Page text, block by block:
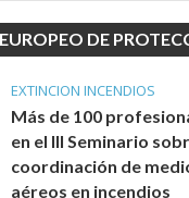
DE
EXTINCION INCENDIOS
Más de 100
en el III Seminario
coordinación de
aéreos en incendios